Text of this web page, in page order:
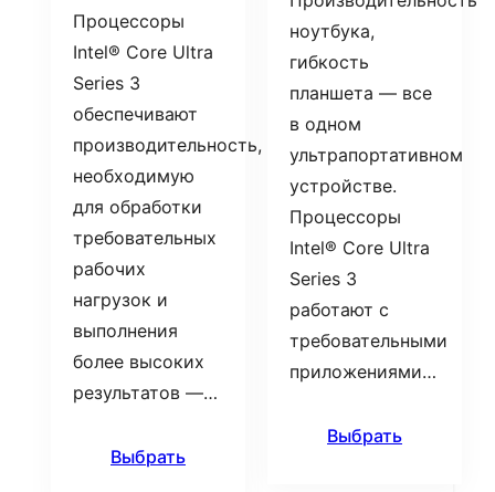
Процессоры
Intel® Core Ultra
Series 3
обеспечивают
производительность,
необходимую
для обработки
требовательных
рабочих
нагрузок и
выполнения
более высоких
результатов —…
Выбрать
ноутбука,
гибкость
планшета — все
в одном
ультрапортативном
устройстве.
Процессоры
Intel® Core Ultra
Series 3
работают с
требовательными
приложениями…
Выбрать